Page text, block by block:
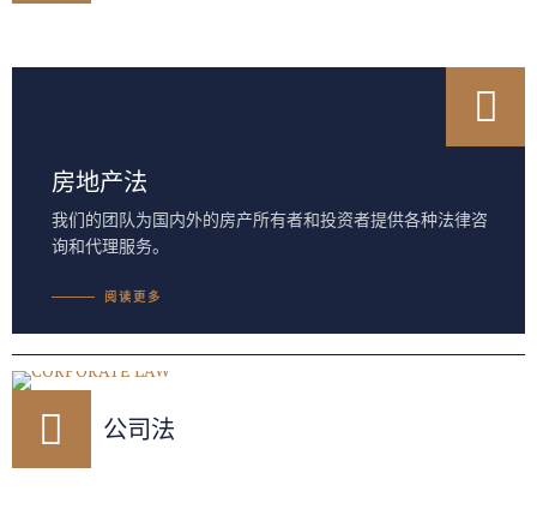
房地产法
我们的团队为国内外的房产所有者和投资者提供各种法律咨
询和代理服务。
阅读更多
公司法